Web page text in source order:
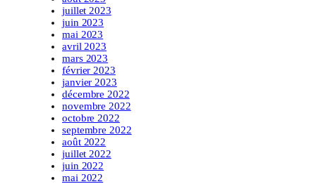
juillet 2023
juin 2023
mai 2023
avril 2023
mars 2023
février 2023
janvier 2023
décembre 2022
novembre 2022
octobre 2022
septembre 2022
août 2022
juillet 2022
juin 2022
mai 2022